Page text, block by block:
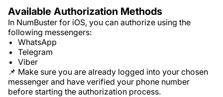
Available Authorization Methods
In NumBuster for iOS, you can authorize using the
following messengers:
WhatsApp
Telegram
Viber
📌 Make sure you are already logged into your chosen
messenger and have verified your phone number
before starting the authorization process.